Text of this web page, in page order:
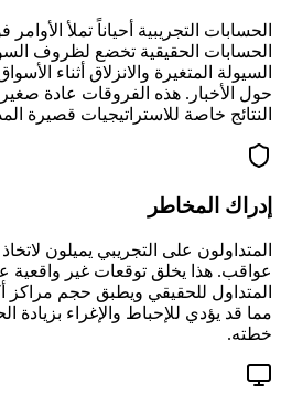
الحسابات التجريبية أحياناً تملأ
الحسابات الحقيقية تخضع لظروف
السيولة المتغيرة والانزلاق أثناء
حول الأخبار. هذه الفروقات عادة
النتائج خاصة للاستراتيجيات قصيرة
إدراك المخاطر
المتداولون على التجريبي يميلون
عواقب. هذا يخلق توقعات غير واقعية
المتداول للحقيقي ويطبق حجم مراكز
مما قد يؤدي للإحباط والإغراء بزيادة
خطته.